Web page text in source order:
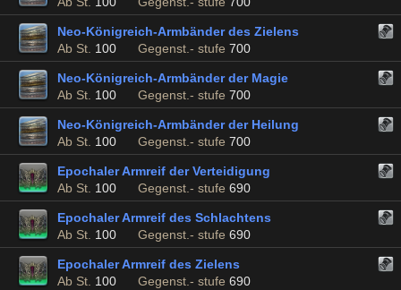
Neo-Königreich-Armbänder des Zielens
Ab St. 100 Gegenst.- stufe 700
Neo-Königreich-Armbänder der Magie
Ab St. 100 Gegenst.- stufe 700
Neo-Königreich-Armbänder der Heilung
Ab St. 100 Gegenst.- stufe 700
Epochaler Armreif der Verteidigung
Ab St. 100 Gegenst.- stufe 690
Epochaler Armreif des Schlachtens
Ab St. 100 Gegenst.- stufe 690
Epochaler Armreif des Zielens
Ab St. 100 Gegenst.- stufe 690